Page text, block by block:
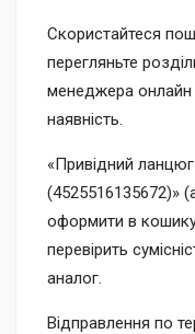
Скористайтеся
перегляньте
менеджера онлайн
наявність.
«Привідний
(4525516135672)»
оформити в
перевірить
аналог.
Відправлення по